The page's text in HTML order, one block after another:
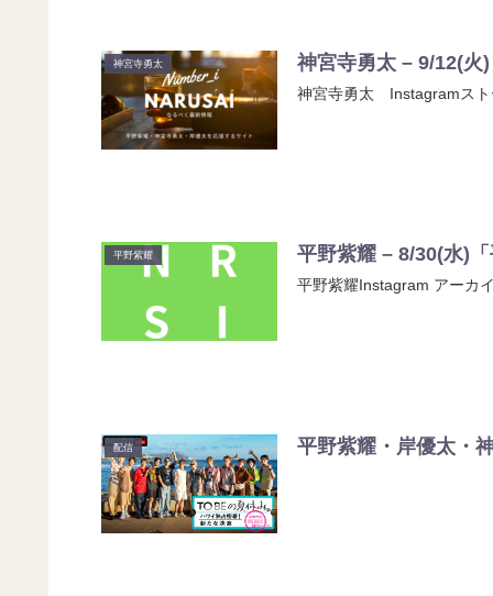
神宮寺勇太 神宮寺勇太 – 9/12(火
神宮寺勇太 Instagramスト
平野紫耀 平野紫耀 – 8/30(水)
平野紫耀Instagram アーカ
配信 平野紫耀・岸優太・